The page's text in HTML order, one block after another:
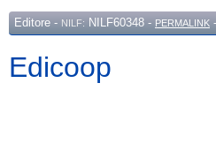
Editore - NILF: NILF60348 - PERMALINK -
Edicoop